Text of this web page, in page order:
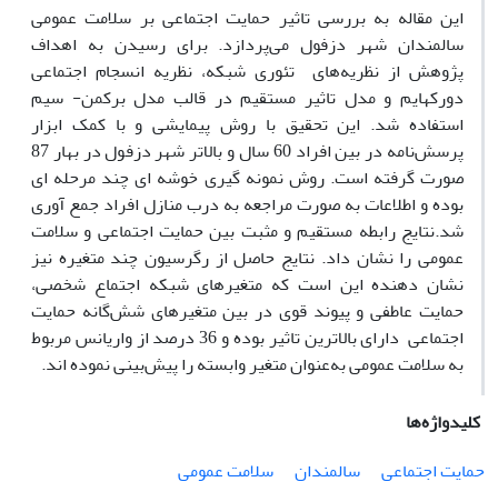
این مقاله به بررسی تاثیر حمایت اجتماعی بر سلامت عمومی
سالمندان شهر دزفول می‌پردازد. برای رسیدن به اهداف
پژوهش از نظریه‌های تئوری شبکه، نظریه انسجام اجتماعی
دورکهایم و مدل تاثیر مستقیم در قالب مدل برکمن- سیم
استفاده شد. این تحقیق با روش پیمایشی و با کمک ابزار
پرسش‌نامه در بین افراد 60 سال و بالاتر شهر دزفول در بهار 87
صورت گرفته است. روش نمونه گیری خوشه ای چند مرحله ای
بوده و اطلاعات به صورت مراجعه به درب منازل افراد جمع آوری
شد.نتایج رابطه مستقیم و مثبت بین حمایت اجتماعی و سلامت
عمومی را نشان داد. نتایج حاصل از رگرسیون چند متغیره نیز
نشان دهنده این است که متغیرهای شبکه اجتماع شخصی،
حمایت عاطفی و پیوند قوی در بین متغیرهای شش‌گانه حمایت
اجتماعی دارای بالاترین تاثیر بوده و 36 درصد از واریانس مربوط
به سلامت عمومی به‌عنوان متغیر وابسته را پیش‌بینی نموده اند.
کلیدواژه‌ها
حمایت اجتماعی
سالمندان
سلامت عمومی